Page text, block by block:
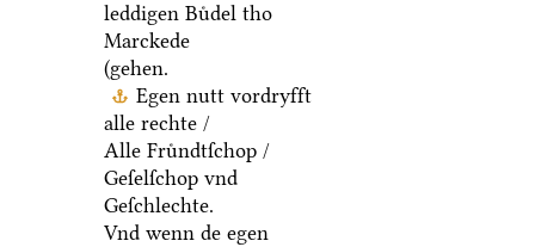
leddigen Buͤdel tho
Marckede
(gehen.
Egen nutt vordryfft
alle rechte /
Alle Fruͤndtſchop /
Geſelſchop vnd
Geſchlechte.
Vnd wenn de egen